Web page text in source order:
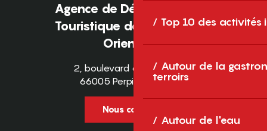
Top 10 des activités
Autour de la
terroirs
Autour de l'eau
Agence de Développement
Touristique des Pyrénées-
Orientales
2, boulevard des Pyrénées
66005 Perpignan Cedex
Nous contacter